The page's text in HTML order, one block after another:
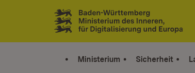
Zum Inhalt springen
Link zur Startseite
Ministerium Sicherheit